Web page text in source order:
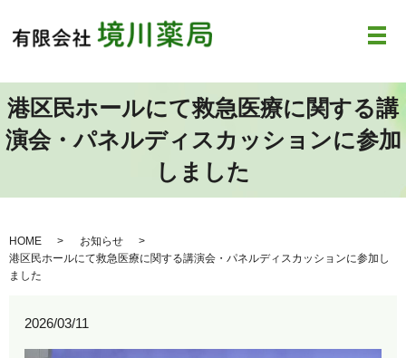
メ
港区民ホールにて救急医療に関する講
演会・パネルディスカッションに参加
しました
HOME
お知らせ
港区民ホールにて救急医療に関する講演会・パネルディスカッションに参加し
ました
2026/03/11